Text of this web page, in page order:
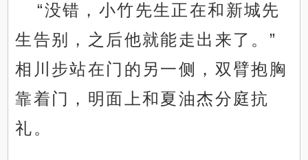
“没错，小竹先生正在和新城先
生告别，之后他就能走出来了。”
相川步站在门的另一侧，双臂抱胸
靠着门，明面上和夏油杰分庭抗
礼。